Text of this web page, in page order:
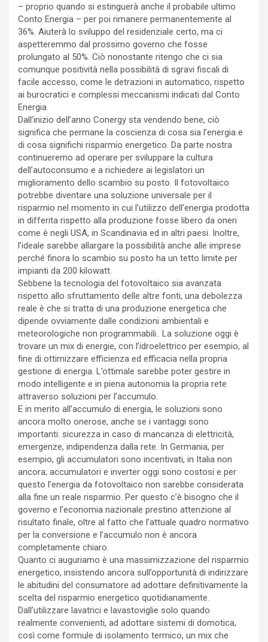
– proprio quando si estinguerà anche il probabile ultimo
Conto Energia – per poi rimanere permanentemente al
36%. Aiuterà lo sviluppo del residenziale certo, ma ci
aspetteremmo dal prossimo governo che fosse
prolungato al 50%. Ciò nonostante ritengo che ci sia
comunque positività nella possibilità di sgravi fiscali di
facile accesso, come le detrazioni in automatico, rispetto
ai burocratici e complessi meccanismi indicati dal Conto
Energia.
Dall’inizio dell’anno Conergy sta vendendo bene, ciò
significa che permane la coscienza di cosa sia l’energia e
di cosa significhi risparmio energetico. Da parte nostra
continueremo ad operare per sviluppare la cultura
dell’autoconsumo e a richiedere ai legislatori un
miglioramento dello scambio su posto. Il fotovoltaico
potrebbe diventare una soluzione universale per il
risparmio nel momento in cui l’utilizzo dell’energia prodotta
in differita rispetto alla produzione fosse libero da oneri
come è negli USA, in Scandinavia ed in altri paesi. Inoltre,
l’ideale sarebbe allargare la possibilità anche alle imprese
perché finora lo scambio su posto ha un tetto limite per
impianti da 200 kilowatt.
Sebbene la tecnologia del fotovoltaico sia avanzata
rispetto allo sfruttamento delle altre fonti, una debolezza
reale è che si tratta di una produzione energetica che
dipende ovviamente dalle condizioni ambientali e
meteorologiche non programmabili.. La soluzione oggi è
trovare un mix di energie, con l’idroelettrico per esempio, al
fine di ottimizzare efficienza ed efficacia nella propria
gestione di energia. L’ottimale sarebbe poter gestire in
modo intelligente e in piena autonomia la propria rete
attraverso soluzioni per l’accumulo.
E in merito all’accumulo di energia, le soluzioni sono
ancora molto onerose, anche se i vantaggi sono
importanti: sicurezza in caso di mancanza di elettricità,
emergenze, indipendenza dalla rete. In Germania, per
esempio, gli accumulatori sono incentivati, in Italia non
ancora; accumulatori e inverter oggi sono costosi e per
questo l’energia da fotovoltaico non sarebbe considerata
alla fine un reale risparmio. Per questo c’è bisogno che il
governo e l’economia nazionale prestino attenzione al
risultato finale, oltre al fatto che l’attuale quadro normativo
per la conversione e l’accumulo non è ancora
completamente chiaro.
Quanto ci auguriamo è una massimizzazione del risparmio
energetico, insistendo ancora sull’opportunità di indirizzare
le abitudini del consumatore ad adottare definitivamente la
scelta del risparmio energetico quotidianamente.
Dall’utilizzare lavatrici e lavastoviglie solo quando
realmente convenienti, ad adottare sistemi di domotica,
così come formule di isolamento termico, un mix che